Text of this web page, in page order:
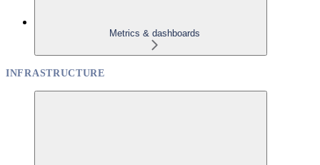
Metrics & dashboards
INFRASTRUCTURE